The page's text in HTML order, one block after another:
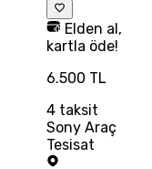
Elden al,
kartla öde!
6.500 TL
4taksit
Sony Araç
Tesisat